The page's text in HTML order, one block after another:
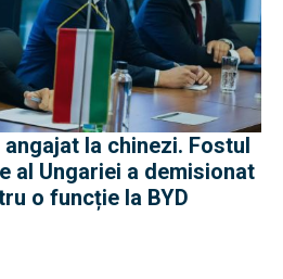
la chinezi. Fostul
al Ungariei a demisionat
o funcție la BYD